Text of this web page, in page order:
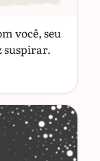
você, seu
suspirar.